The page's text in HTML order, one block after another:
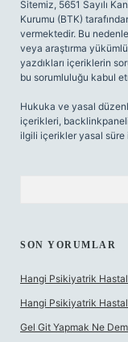
Sitemiz, 5651 Sayılı
Kurumu (BTK)
vermektedir. Bu
veya araştırma
yazdıkları içeriklerin
bu sorumluluğu kabul
Hukuka ve yasal
içerikleri,
ilgili içerikler yasal süre
SON YORUMLAR
Hangi Psikiyatrik
Hangi Psikiyatrik
Gel Git Yapmak Ne